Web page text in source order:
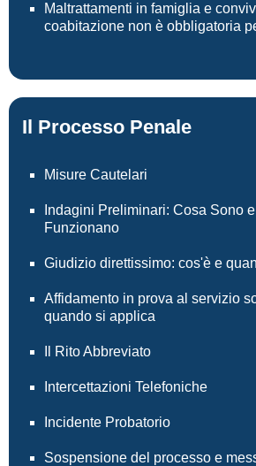
Il Processo Penale
Misure Cautelari
Indagini Preliminari: Cosa Sono
Funzionano
Giudizio direttissimo: cos'è e
Affidamento in prova al servizio
quando si applica
Il Rito Abbreviato
Intercettazioni Telefoniche
Incidente Probatorio
Sospensione del processo e
Maltrattamenti in famiglia e
coabitazione non è obbligatoria